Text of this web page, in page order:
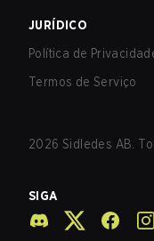
JURÍDICO
Política de
Termos de Serviço
2026 Sidledes AB.
SIGA